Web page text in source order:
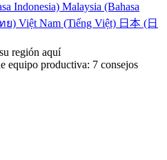
Indonesia) Malaysia (Bahasa
ย) Việt Nam (Tiếng Việt) 日本 (日
región aquí
equipo productiva: 7 consejos